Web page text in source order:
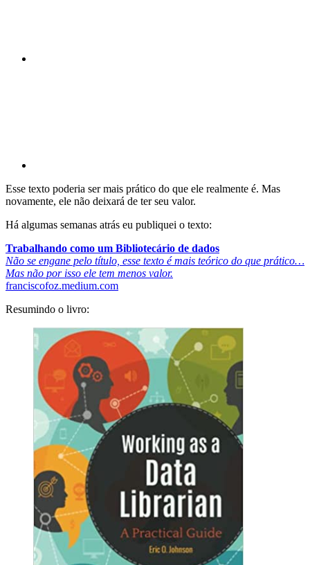
Esse texto poderia ser mais prático do que ele realmente é. Mas
novamente, ele não deixará de ter seu valor.
Há algumas semanas atrás eu publiquei o texto:
Trabalhando como um Bibliotecário de dados
Não se engane pelo título, esse texto é mais teórico do que prático…
Mas não por isso ele tem menos valor.
franciscofoz.medium.com
Resumindo o livro: